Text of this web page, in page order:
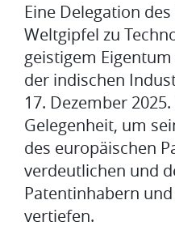
Eine Delegation
Weltgipfel zu
geistigem
der indischen
17. Dezember
Gelegenheit, um
des europäischen
verdeutlichen und
Patentinhabern
vertiefen.